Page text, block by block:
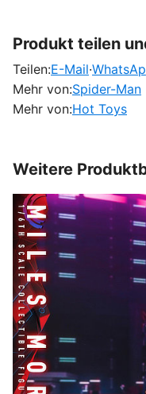
Produkt teilen
Teilen:E-Mail·
Mehr von:Spider-Man
Mehr von:Hot Toys
Weitere